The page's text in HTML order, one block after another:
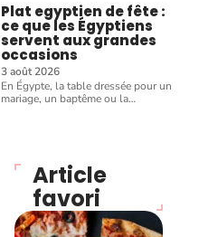
Plat egyptien de fête :
ce que les Égyptiens
servent aux grandes
occasions
3 août 2026
En Égypte, la table dressée pour un
mariage, un baptême ou la…
Article
favori